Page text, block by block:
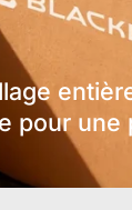
pour une